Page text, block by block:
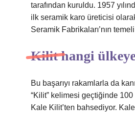
tarafından kuruldu. 1957
ilk seramik karo üreticisi
Seramik Fabrikaları’nın temeli
Kilit hangi
Bu başarıyı rakamlarla da
“Kilit” kelimesi geçtiğinde 100
Kale Kilit’ten bahsediyor.